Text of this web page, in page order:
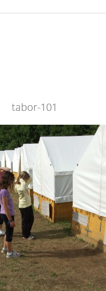
tabor-101